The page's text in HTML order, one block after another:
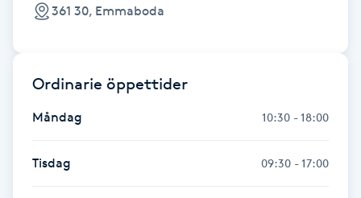
Funktionsanalys
361 30, Emmaboda
Ordinarie öppettider
Måndag 10:30 - 18:00
Tisdag 09:30 - 17:00